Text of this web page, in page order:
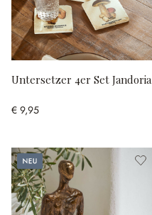
Untersetzer 4er Set Jandoria
€ 9,95
Neu